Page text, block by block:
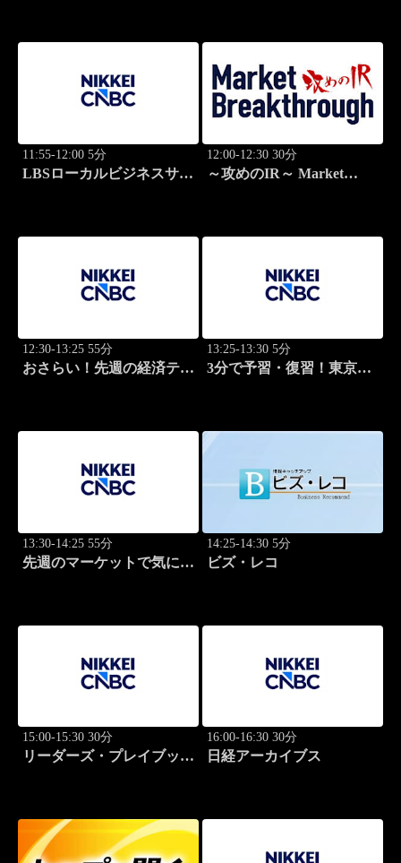
11:55-12:00 5分
LBSローカルビジネスサテ
12:00-12:30 30分
～攻めのIR～ Market
12:30-13:25 55分
おさらい！先週の経済テー
13:25-13:30 5分
3分で予習・復習！東京市
13:30-14:25 55分
先週のマーケットで気にな
14:25-14:30 5分
ビズ・レコ
15:00-15:30 30分
リーダーズ・プレイブック
16:00-16:30 30分
日経アーカイブス